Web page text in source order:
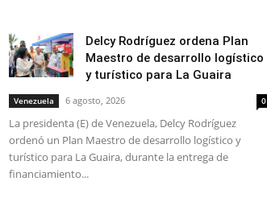
Delcy Rodríguez ordena Plan
Maestro de desarrollo logístico
y turístico para La Guaira
Venezuela 6 agosto, 2026 0
La presidenta (E) de Venezuela, Delcy Rodríguez
ordenó un Plan Maestro de desarrollo logístico y
turístico para La Guaira, durante la entrega de
financiamiento...